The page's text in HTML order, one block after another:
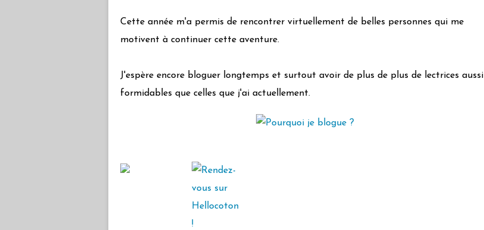
Cette année m'a permis de rencontrer virtuellement de belles personnes qui me
motivent à continuer cette aventure.
J'espère encore bloguer longtemps et surtout avoir de plus de plus de lectrices aussi
formidables que celles que j'ai actuellement.